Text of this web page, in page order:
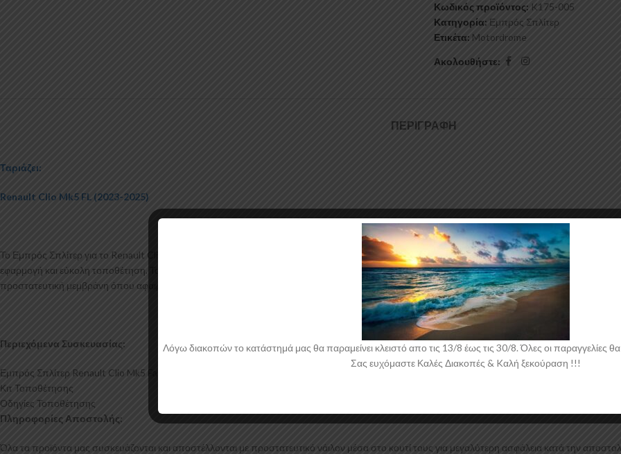
Κωδικός προϊόντος: K175-005
Κατηγορία: Εμπρός Σπλίτερ
Ετικέτα: Motordrome
Ακολουθήστε:
ΠΕΡΙΓΡΑΦΉ
Ταριάζει:
Renault Clio Mk5 FL (2023-2025)
Το Εμπρός Σπλίτερ για το Renault Clio Mk5 Facelift κατασκευάζεται από ABS Πλαστικό υψηλής ποιότητας και αισθητικής σε μηχανές
εφαρμογή και εύκολη τοποθέτηση. Το υλικό πλαστικού που χρησιμοποιείται για την δημιουργία προϊόντων έρχεται σε Μαύρο Γυαλιστερό χρώμα
προστατευτική μεμβράνη όπου αφαιρείται πριν την τοποθέτηση.
Περιεχόμενα Συσκευασίας:
Εμπρός Σπλίτερ Renault Clio Mk5 Facelift
Κιτ Τοποθέτησης
Οδηγίες Τοποθέτησης
Πληροφορίες Αποστολής:
Όλα τα προϊόντα μας συσκευάζονται και αποστέλλονται με προστατευτικό νάιλον μέσα στο κουτί τους για μεγαλύτερη ασφάλεια κατά την
Λόγω διακοπών το κατάστημά μας θα παραμείνει κλειστό απο τις 13/8 έως τις 30/8. Όλες οι παραγγελίες
Σας ευχόμαστε Καλές Διακοπές & Kαλή ξεκούραση !!!